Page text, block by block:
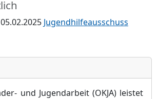
Jugendhilfeausschuss
und Jugendarbeit(OKJA)leistet